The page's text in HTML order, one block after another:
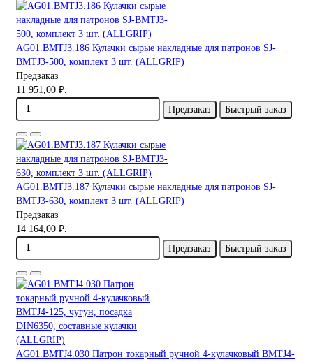
AG01.BMTJ3.186 Кулачки сырые накладные для патронов SJ-
BMTJ3-500, комплект 3 шт. (ALLGRIP)
Предзаказ
11 951,00 ₽.
Предзаказ
Быстрый заказ
AG01.BMTJ3.187 Кулачки сырые накладные для патронов SJ-
BMTJ3-630, комплект 3 шт. (ALLGRIP)
Предзаказ
14 164,00 ₽.
Предзаказ
Быстрый заказ
AG01.BMTJ4.030 Патрон токарный ручной 4-кулачковый BMTJ4-